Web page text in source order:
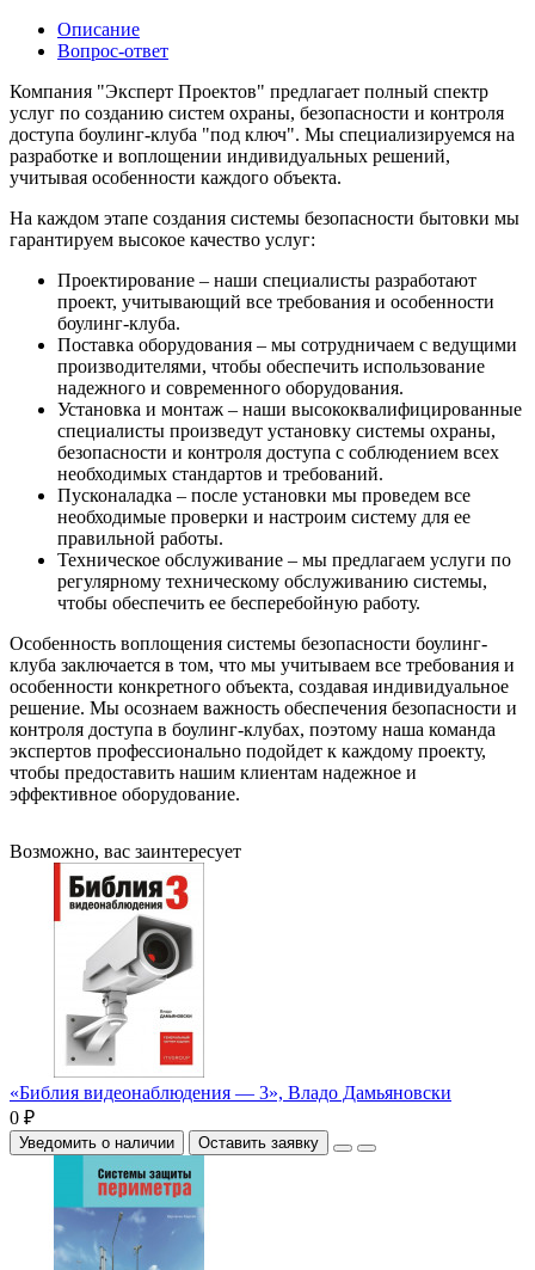
Описание
Вопрос-ответ
Компания "Эксперт Проектов" предлагает полный спектр
услуг по созданию систем охраны, безопасности и контроля
доступа боулинг-клуба "под ключ". Мы специализируемся на
разработке и воплощении индивидуальных решений,
учитывая особенности каждого объекта.
На каждом этапе создания системы безопасности бытовки мы
гарантируем высокое качество услуг:
Проектирование – наши специалисты разработают
проект, учитывающий все требования и особенности
боулинг-клуба.
Поставка оборудования – мы сотрудничаем с ведущими
производителями, чтобы обеспечить использование
надежного и современного оборудования.
Установка и монтаж – наши высококвалифицированные
специалисты произведут установку системы охраны,
безопасности и контроля доступа с соблюдением всех
необходимых стандартов и требований.
Пусконаладка – после установки мы проведем все
необходимые проверки и настроим систему для ее
правильной работы.
Техническое обслуживание – мы предлагаем услуги по
регулярному техническому обслуживанию системы,
чтобы обеспечить ее бесперебойную работу.
Особенность воплощения системы безопасности боулинг-
клуба заключается в том, что мы учитываем все требования и
особенности конкретного объекта, создавая индивидуальное
решение. Мы осознаем важность обеспечения безопасности и
контроля доступа в боулинг-клубах, поэтому наша команда
экспертов профессионально подойдет к каждому проекту,
чтобы предоставить нашим клиентам надежное и
эффективное оборудование.
Возможно, вас заинтересует
«Библия видеонаблюдения — 3», Владо Дамьяновски
0 ₽
Уведомить о наличии Оставить заявку